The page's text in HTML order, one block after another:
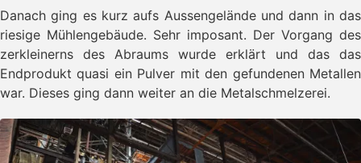
Danach ging es kurz aufs Aussengelände und dann in das
riesige Mühlengebäude. Sehr imposant. Der Vorgang des
zerkleinerns des Abraums wurde erklärt und das das
Endprodukt quasi ein Pulver mit den gefundenen Metallen
war. Dieses ging dann weiter an die Metalschmelzerei.